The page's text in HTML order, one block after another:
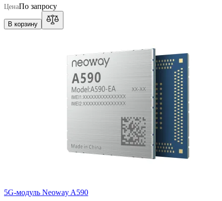
ЦенаПо запросу
В корзину
5G-модуль Neoway A590